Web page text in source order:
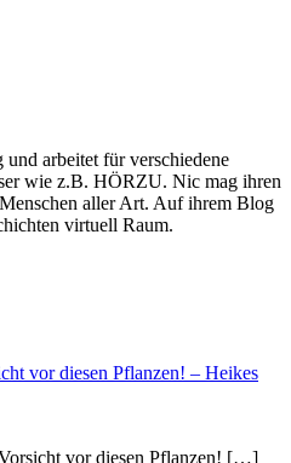
arbeitet für verschiedene
wie z.B. HÖRZU. Nic mag ihren
aller Art. Auf ihrem Blog
virtuell Raum.
vor diesen Pflanzen! – Heikes
vor diesen Pflanzen! […]